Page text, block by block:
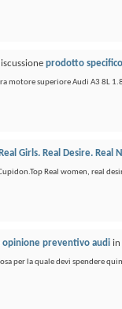
prodotto
motore superiore Audi A3 8L
Real Girls. Real Desire. Real
Real women, real
opinione preventivo audi in
per la quale devi spendere